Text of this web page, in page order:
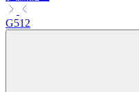
G512